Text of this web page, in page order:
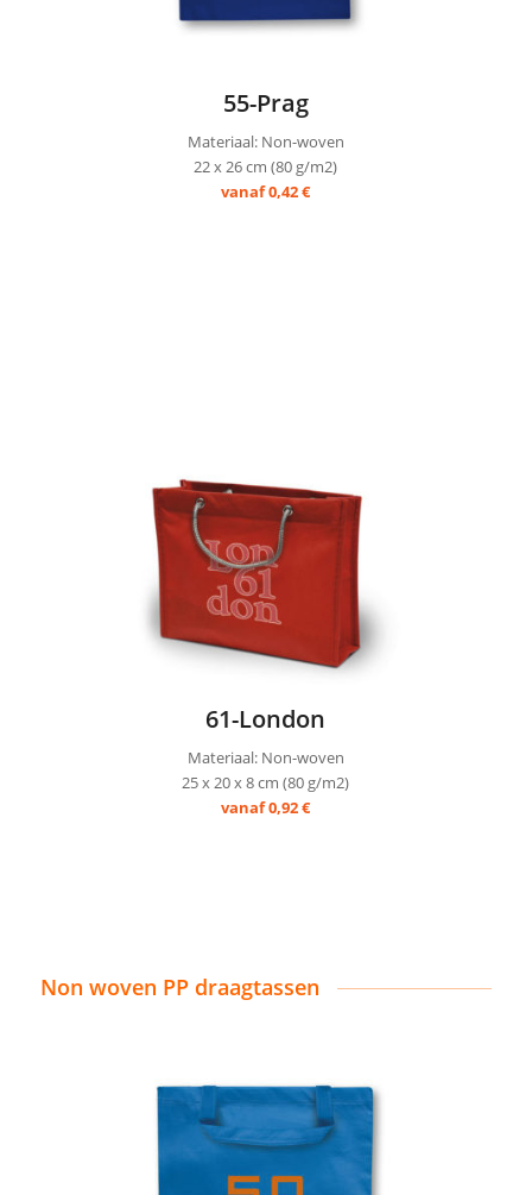
55-Prag
Materiaal: Non-woven
22 x 26 cm (80 g/m2)
vanaf 0,42 €
61-London
Materiaal: Non-woven
25 x 20 x 8 cm (80 g/m2)
vanaf 0,92 €
Non woven PP draagtassen